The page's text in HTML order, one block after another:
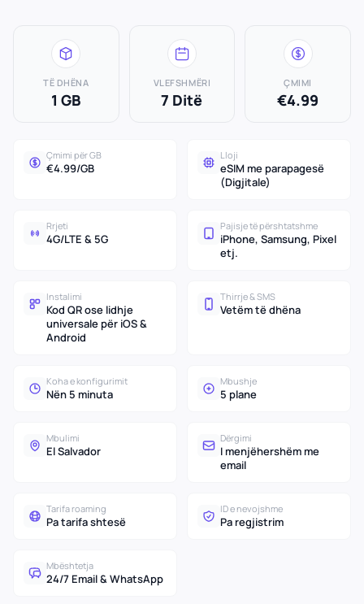
TË DHËNA
1 GB
VLEFSHMËRI
7 Ditë
ÇMIMI
€4.99
Çmimi për GB
€4.99/GB
Lloji
eSIM me parapagesë
(Digjitale)
Rrjeti
4G/LTE & 5G
Pajisje të përshtatshme
iPhone, Samsung, Pixel
etj.
Instalimi
Kod QR ose lidhje
universale për iOS &
Android
Thirrje & SMS
Vetëm të dhëna
Koha e konfigurimit
Nën 5 minuta
Mbushje
5 plane
Mbulimi
El Salvador
Dërgimi
I menjëhershëm me
email
Tarifa roaming
Pa tarifa shtesë
ID e nevojshme
Pa regjistrim
Mbështetja
24/7 Email & WhatsApp